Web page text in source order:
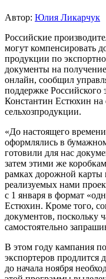
Автор: Юлия Ликарчук
Российские
могут компенсировать
продукции по
документы на
онлайн, сообщил
поддержке
Константин Естюхин на
сельхозпродукции.
«До настоящего
оформлялись в
готовили для нас
затем этими же
рамках дорожной карты
реализуемых нами
с 1 января в формат
Естюхин. Кроме того,
документов, поскольку
самостоятельно
В этом году кампания
экспортеров
до начала ноября